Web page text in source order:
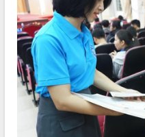
Khám bệnh, cấp phát thuốc miễn phí
và tặng quà người dân xã Cư Pui
Hội nghị UBND tỉnh Đắk Lắk thường kỳ
tháng 7/2026
Lễ truy tặng danh hiệu “Bà Mẹ Việt
Nam Anh hùng” và trao Huân chương
Lao động
UBND tỉnh Đắk Lắk triển khai nhiệm
vụ 6 tháng cuối năm 2026
ALBUM ẢNH